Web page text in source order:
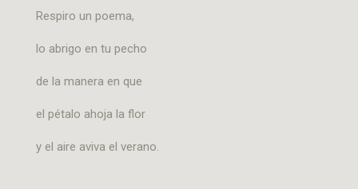
Respiro un poema,
lo abrigo en tu pecho
de la manera en que
el pétalo ahoja la flor
y el aire aviva el verano.